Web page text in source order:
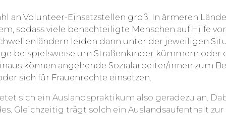
an Volunteer-Einsatzstellen groß. In ärmeren
sodass viele benachteiligte Menschen auf Hilfe
leiden dann unter der jeweiligen
beispielsweise um Straßenkinder kümmern oder
können angehende Sozialarbeiter/innen zum
sich für Frauenrechte einsetzen.
sich ein Auslandspraktikum also geradezu an.
Gleichzeitig trägt solch ein Auslandsaufenthalt